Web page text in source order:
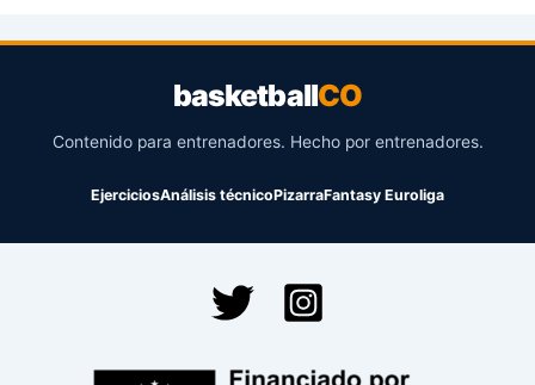
basketballCO
Contenido para entrenadores. Hecho por entrenadores.
EjerciciosAnálisis técnicoPizarraFantasy Euroliga